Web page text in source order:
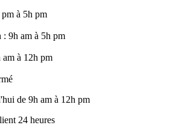
à 5h pm
: 9h am à 5h pm
am à 12h pm
de 9h am à 12h pm
24 heures